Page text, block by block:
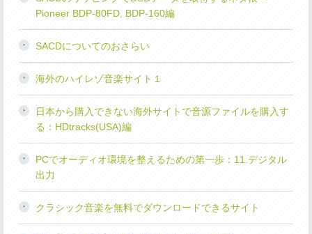
Pioneer BDP-80FD, BDP-160編
SACDについてのおさらい
海外のハイレゾ音楽サイト１
日本から購入できない海外サイトで音源ファイルを購入す
る：HDtracks(USA)編
PCでオーディオ環境を整えるための第一歩：11.デジタル
出力
クラシック音楽を無料でダウンロードできるサイト